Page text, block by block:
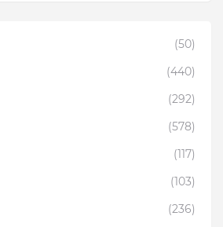
(50)
(440)
(292)
(578)
(117)
(103)
(236)